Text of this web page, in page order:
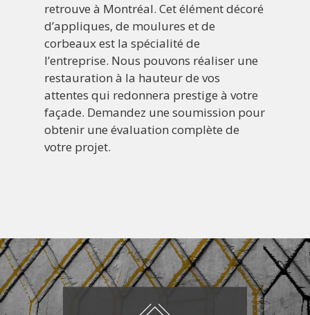
retrouve à Montréal. Cet élément décoré
d’appliques, de moulures et de
corbeaux est la spécialité de
l’entreprise. Nous pouvons réaliser une
restauration à la hauteur de vos
attentes qui redonnera prestige à votre
façade. Demandez une soumission pour
obtenir une évaluation complète de
votre projet.